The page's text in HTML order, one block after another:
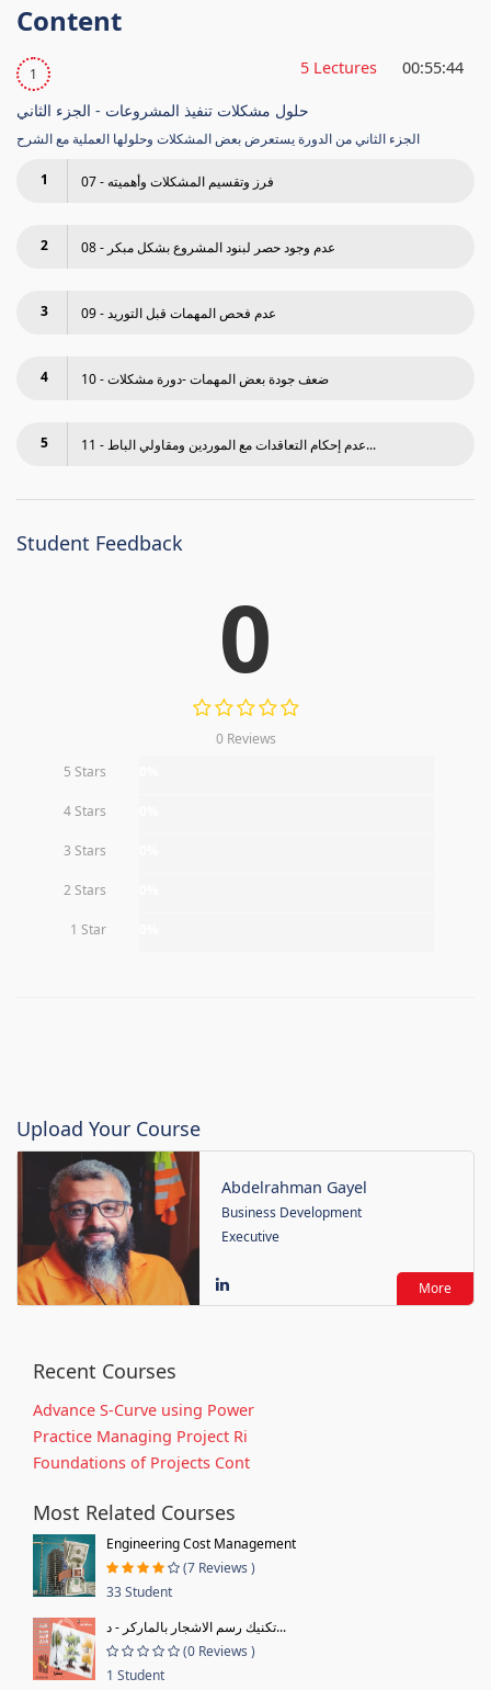
Content
1 5 Lectures 00:55:44
حلول مشكلات تنفيذ المشروعات - الجزء الثاني
الجزء الثاني من الدورة يستعرض بعض المشكلات وحلولها العملية مع الشرح
1 07 - فرز وتقسيم المشكلات وأهميته
2 08 - عدم وجود حصر لبنود المشروع بشكل مبكر
3 09 - عدم فحص المھمات قبل التوريد
4 10 - ضعف جودة بعض المھمات -دورة مشكلات
5 11 - عدم إحكام التعاقدات مع الموردين ومقاولي الباط...
Student Feedback
0
0 Reviews
5 Stars
4 Stars
3 Stars
2 Stars
1 Star
Upload Your Course
Abdelrahman Gayel
Business Development
Executive
More
Recent Courses
Advance S-Curve using Power
Practice Managing Project Ri
Foundations of Projects Cont
Most Related Courses
Engineering Cost Management
(7 Reviews )
33 Student
تكنيك رسم الاشجار بالماركر - د...
(0 Reviews )
1 Student